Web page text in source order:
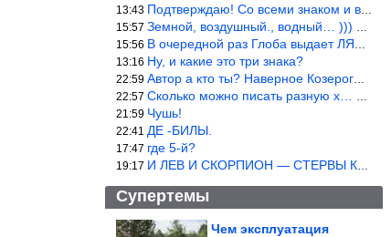
13:43 Подтверждаю! Со всеми знаком и все одиноки и Я )))
15:57 Земной, воздушный., водный… ))) выбери сам трех из 9 )))
15:56 В очередной раз Глоба выдает ЛЯП! А корректоры, редакторы пропус
13:16 Ну, и какие это три знака?
22:59 Автор а кто ты? Наверное Козерог… Рога жена Рыба наставила ))
22:57 Сколько можно писать разную х… йню? Автор что то обкурился?
21:59 Чушь!
22:41 ДЕ -БИЛЫ.
17:47 где 5-й?
19:17 И ЛЕВ И СКОРПИОН — СТЕРВЫ КАКИХ ЕЩЕ ПОИСКАТЬ НАДО
Супертемы
Чем эксплуатация